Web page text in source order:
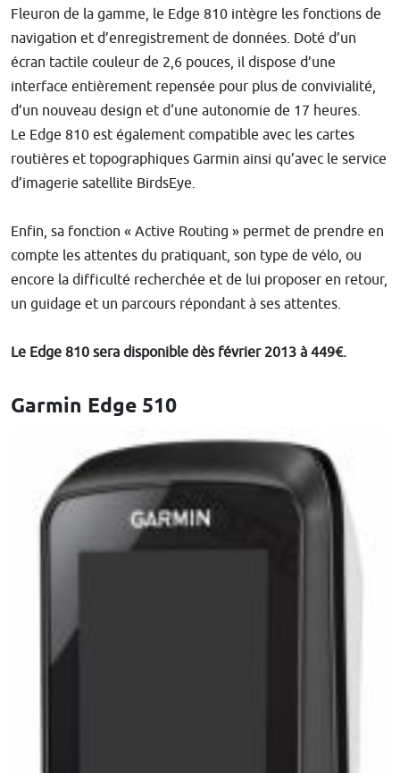
Fleuron de la gamme, le Edge 810 intègre les fonctions de
navigation et d’enregistrement de données. Doté d’un
écran tactile couleur de 2,6 pouces, il dispose d’une
interface entièrement repensée pour plus de convivialité,
d’un nouveau design et d‘une autonomie de 17 heures.
Le Edge 810 est également compatible avec les cartes
routières et topographiques Garmin ainsi qu’avec le service
d’imagerie satellite BirdsEye.
Enfin, sa fonction « Active Routing » permet de prendre en
compte les attentes du pratiquant, son type de vélo, ou
encore la difficulté recherchée et de lui proposer en retour,
un guidage et un parcours répondant à ses attentes.
Le Edge 810 sera disponible dès février 2013 à 449€.
Garmin Edge 510